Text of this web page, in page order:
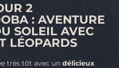
2
: AVENTURE
SOLEIL AVEC
LÉOPARDS
très tôt avec un délicieux